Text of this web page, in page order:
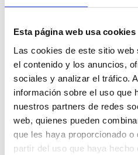
Esta página web usa cookies
Las cookies de este sitio
el contenido y los anuncios,
sociales y analizar el tráfico.
información sobre el uso que
nuestros partners de redes
web, quienes pueden
que les haya proporcionado o
partir del uso que haya
DERECHO TRIBUTARIO
Plan de
conciencia
sistema
público
01/06/2021 by Ideo Legal